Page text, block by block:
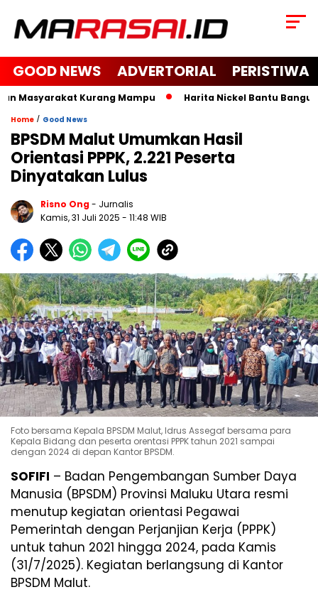
GOOD NEWS ADVERTORIAL PERISTIWA
Kurang Mampu Harita Nickel Bantu Bangun
Home / Good News
BPSDM Malut Umumkan Hasil
Orientasi PPPK, 2.221 Peserta
Dinyatakan Lulus
Risno Ong- Jurnalis
Kamis, 31 Juli 2025 - 11:48 WIB
Foto bersama Kepala BPSDM Malut, Idrus Assegaf bersama para
Kepala Bidang dan peserta orentasi PPPK tahun 2021 sampai
dengan 2024 di depan Kantor BPSDM.
SOFIFI – Badan Pengembangan Sumber Daya
Manusia (BPSDM) Provinsi Maluku Utara resmi
menutup kegiatan orientasi Pegawai
Pemerintah dengan Perjanjian Kerja (PPPK)
untuk tahun 2021 hingga 2024, pada Kamis
(31/7/2025). Kegiatan berlangsung di Kantor
BPSDM Malut.